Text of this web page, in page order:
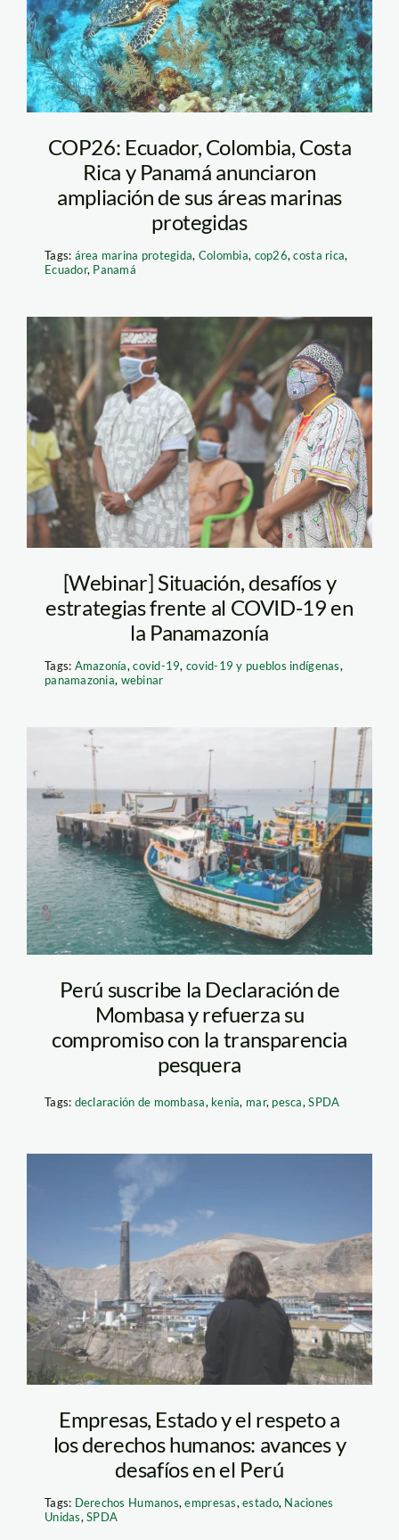
COP26: Ecuador, Colombia, Costa
Rica y Panamá anunciaron
ampliación de sus áreas marinas
protegidas
Tags: área marina protegida, Colombia, cop26,costa rica,
Ecuador, Panamá
Julio Cusurichi-PPII
[Webinar] Situación, desafíos y
estrategias frente al COVID-19 en
la Panamazonía
Tags: Amazonía,covid-19,covid-19 y pueblos indígenas,
panamazonia, webinar
pesca-embarcación
Perú suscribe la Declaración de
Mombasa y refuerza su
compromiso con la transparencia
pesquera
Tags: declaración de mombasa, kenia, mar, pesca,SPDA
la-oroya—-
contaminacion—
jaime-tranca—
actualidad-ambiental
Empresas, Estado y el respeto a
los derechos humanos: avances y
desafíos en el Perú
Tags: Derechos Humanos,empresas,estado, Naciones
Unidas,SPDA